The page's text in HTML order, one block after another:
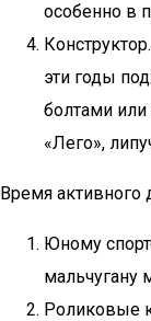
особенно в
эти годы
болтами
«Лего»,
Время активного
Юному
Роликовые